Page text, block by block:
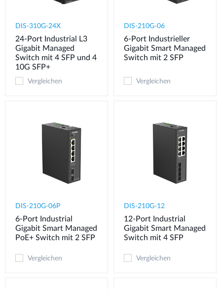
DIS-310G-24X
24-Port Industrial L3
Gigabit Managed
Switch mit 4 SFP und 4
10G SFP+
Vergleichen
DIS-210G-06
6-Port Industrieller
Gigabit Smart Managed
Switch mit 2 SFP
Vergleichen
DIS-210G-06P
6-Port Industrial
Gigabit Smart Managed
PoE+ Switch mit 2 SFP
Vergleichen
DIS-210G-12
12-Port Industrial
Gigabit Smart Managed
Switch mit 4 SFP
Vergleichen